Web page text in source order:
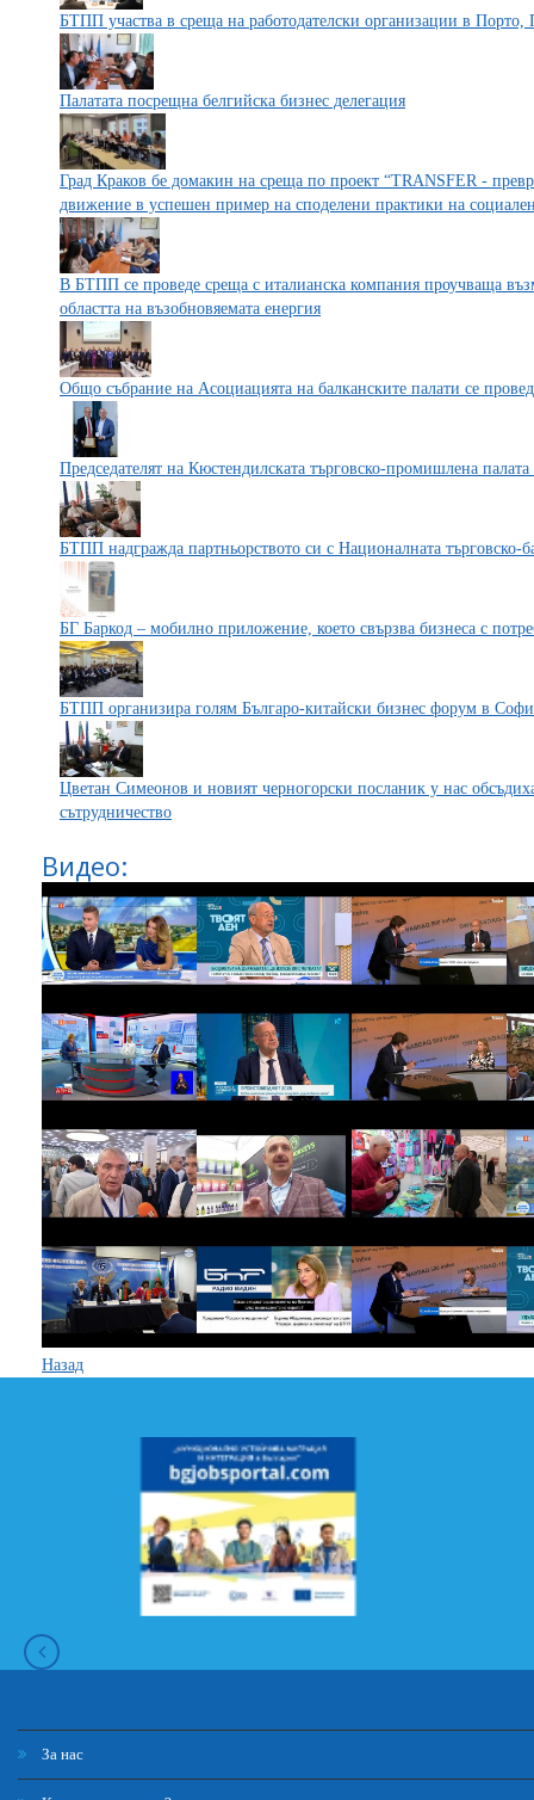
БТПП участва в среща на работодателски организации в Порто,
Палатата посрещна белгийска бизнес делегация
Град Краков бе домакин на среща по проект “TRANSFER -
движение в успешен пример на споделени практики на
В БТПП се проведе среща с италианска компания проучваща
областта на възобновяемата енергия
Общо събрание на Асоциацията на балканските палати се
Председателят на Кюстендилската търговско-промишлена
БТПП надгражда партньорството си с Националната търговско-
БГ Баркод – мобилно приложение, което свързва бизнеса с
БТПП организира голям Българо-китайски бизнес форум в
Цветан Симеонов и новият черногорски посланик у нас
сътрудничество
Видео:
Назад
За нас